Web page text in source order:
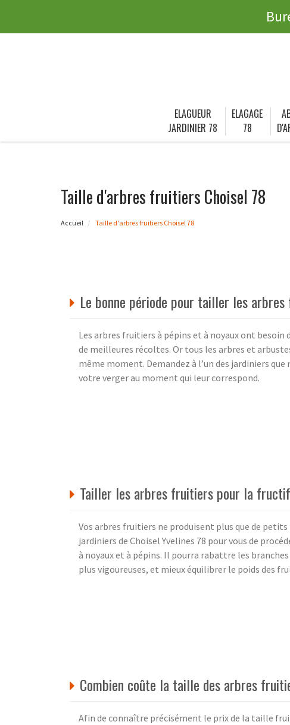
ELAGUEUR
JARDINIER 78
ELAGAGE
78
Taille d'arbres fruitiers Choisel 78
Accueil Taille d'arbres fruitiers Choisel 78
Le bonne période pour tailler les
Les arbres fruitiers à pépins et à noyaux ont
de meilleures récoltes. Or tous les arbres et
même moment. Demandez à l’un des jardiniers
votre verger au moment qui leur correspond.
Tailler les arbres fruitiers pour la
Vos arbres fruitiers ne produisent plus que de petits
jardiniers de Choisel Yvelines 78 pour vous de
à noyaux et à pépins. Il pourra rabattre les
plus vigoureuses, et mieux équilibrer le poids des
Combien coûte la taille des arbres
Afin de connaître précisément le prix de la taille